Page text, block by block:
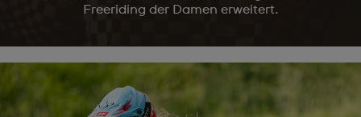
Freeriding der Damen erweitert.